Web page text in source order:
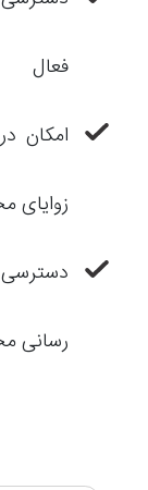
فعال
امکان
زوایای
رسانی